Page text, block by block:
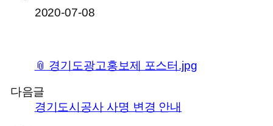
2020-07-08
📎 경기도광고홍보제 포스터.jpg
다음글
경기도시공사 사명 변경 안내